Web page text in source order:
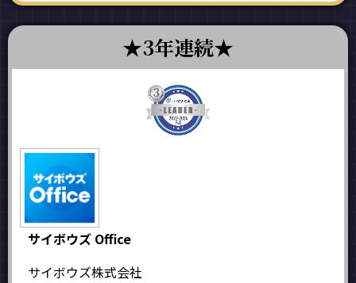
3年連続
サイボウズ Office
サイボウズ株式会社